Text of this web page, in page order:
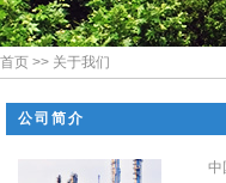
首页 >> 关于我们
公司简介
中